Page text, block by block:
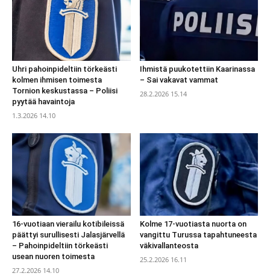
Uhri pahoinpideltiin törkeästi
kolmen ihmisen toimesta
Tornion keskustassa – Poliisi
pyytää havaintoja
1.3.2026 14.10
Ihmistä puukotettiin Kaarinassa
– Sai vakavat vammat
28.2.2026 15.14
16-vuotiaan vierailu kotibileissä
päättyi surullisesti Jalasjärvellä
– Pahoinpideltiin törkeästi
usean nuoren toimesta
27.2.2026 14.10
Kolme 17-vuotiasta nuorta on
vangittu Turussa tapahtuneesta
väkivallanteosta
25.2.2026 16.11